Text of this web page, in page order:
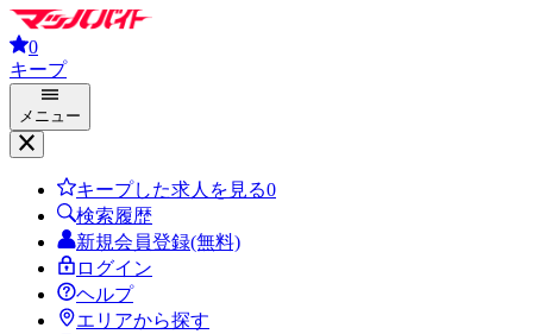
0
キープ
メニュー
キープした求人を見る0
検索履歴
新規会員登録(無料)
ログイン
ヘルプ
エリアから探す